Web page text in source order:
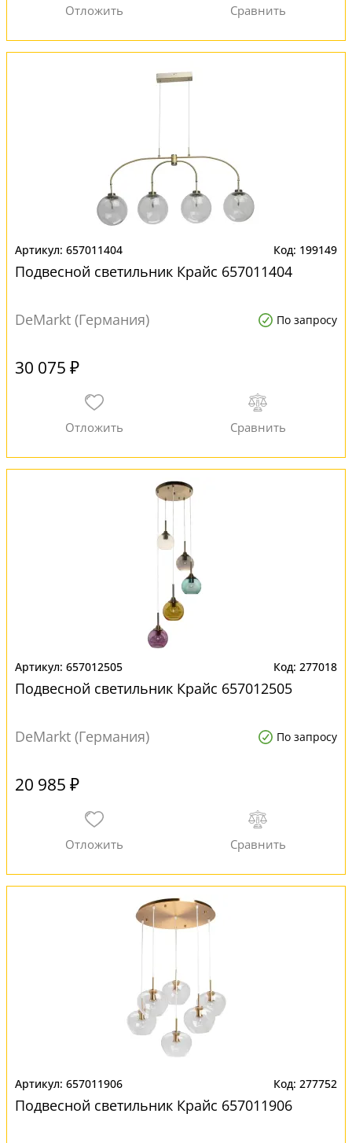
657011404 199149
Подвесной светильник Крайс 657011404
DeMarkt (Германия) По запросу
30 075 ₽
657012505 277018
Подвесной светильник Крайс 657012505
DeMarkt (Германия) По запросу
20 985 ₽
657011906 277752
Подвесной светильник Крайс 657011906